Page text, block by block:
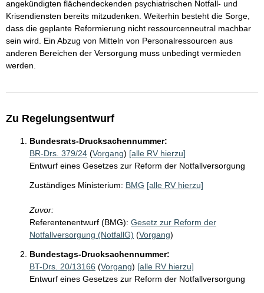
angekündigten flächendeckenden psychiatrischen Notfall- und
Krisendiensten bereits mitzudenken. Weiterhin besteht die Sorge,
dass die geplante Reformierung nicht ressourcenneutral machbar
sein wird. Ein Abzug von Mitteln von Personalressourcen aus
anderen Bereichen der Versorgung muss unbedingt vermieden
werden.
Zu Regelungsentwurf
Bundesrats-Drucksachennummer:
BR-Drs. 379/24 (Vorgang) [alle RV hierzu]
Entwurf eines Gesetzes zur Reform der Notfallversorgung
Zuständiges Ministerium: BMG [alle RV hierzu]
Zuvor:
Referentenentwurf (BMG): Gesetz zur Reform der
Notfallversorgung (NotfallG) (Vorgang)
Bundestags-Drucksachennummer:
BT-Drs. 20/13166 (Vorgang) [alle RV hierzu]
Entwurf eines Gesetzes zur Reform der Notfallversorgung